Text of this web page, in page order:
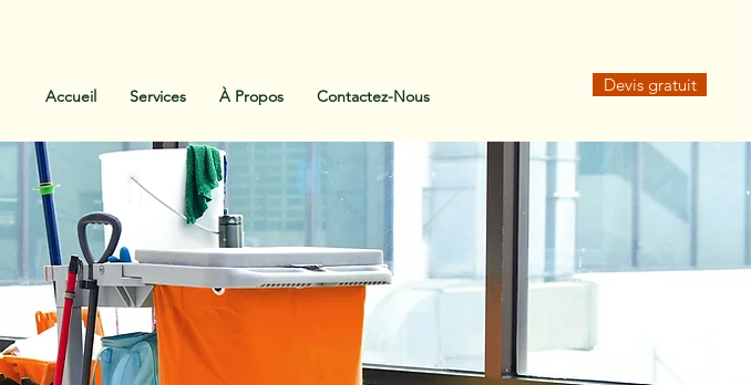
Accueil Services À Propos Contactez-Nous
Devis gratuit